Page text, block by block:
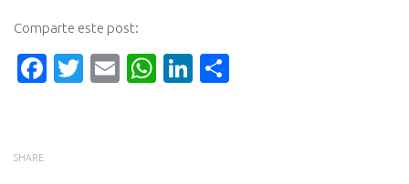
Comparte este post:
Facebook
Twitter
EmailWhatsApp
LinkedIn
SHARE